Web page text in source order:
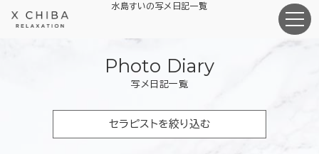
水島すいの写メ日記一覧
Photo Diary
写メ日記一覧
セラピストを絞り込む